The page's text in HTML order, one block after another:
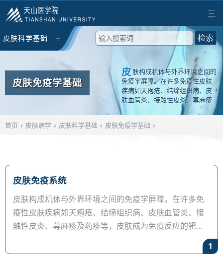
天山医学院 三
皮肤科学基础 三 检索
皮肤免疫学基础
皮肤构成机体与外界环境之间的
免疫学屏障。在许多免疫性皮肤
疾病如天疱疮、结缔组织病、皮
肤血管炎、接触性皮炎、荨麻疹
及药疹等，皮肤成为免疫反应的
首页 › 皮肤病学 › 皮肤科学基础 › 皮肤免疫学基础 ›
皮肤免疫系统
皮肤构成机体与外界环境之间的免疫学屏障。在许多免
疫性皮肤疾病如天疱疮、结缔组织病、皮肤血管炎、接
触性皮炎、荨麻疹及药疹等，皮肤成为免疫反应的靶组
1